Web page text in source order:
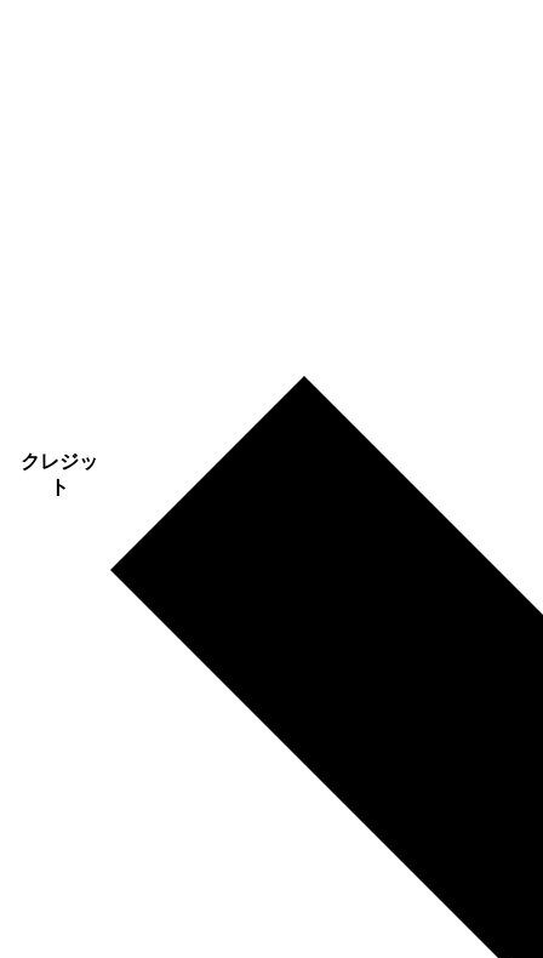
クレジッ
ト